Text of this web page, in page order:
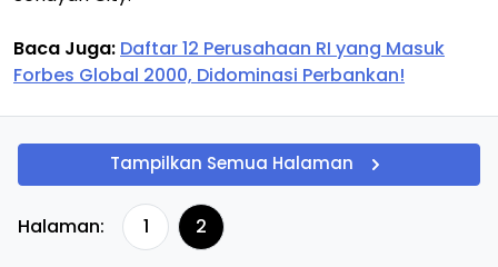
Baca Juga: Daftar 12 Perusahaan RI yang Masuk
Forbes Global 2000, Didominasi Perbankan!
Tampilkan Semua Halaman
Halaman: 1 2